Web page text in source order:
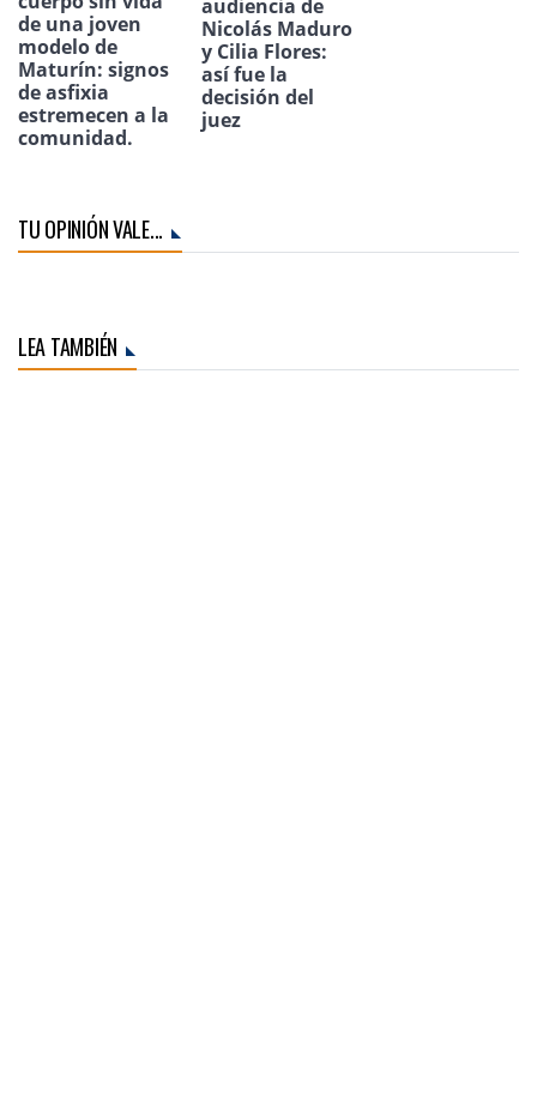
de una joven
modelo de
Maturín: signos
de asfixia
estremecen a la
comunidad.
audiencia de
Nicolás Maduro
y Cilia Flores:
así fue la
decisión del
juez
TU OPINIÓN VALE...
LEA TAMBIÉN